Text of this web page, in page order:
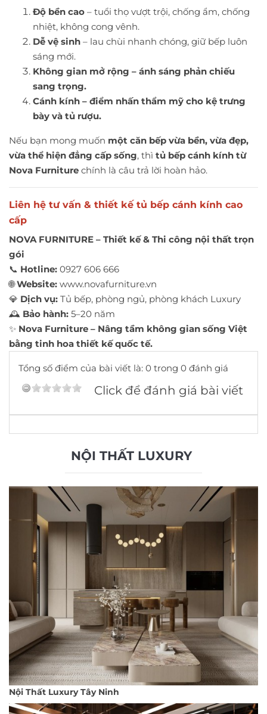
Độ bền cao – tuổi thọ vượt trội, chống ẩm, chống
nhiệt, không cong vênh.
Dễ vệ sinh – lau chùi nhanh chóng, giữ bếp luôn
sáng mới.
Không gian mở rộng – ánh sáng phản chiếu
sang trọng.
Cánh kính – điểm nhấn thẩm mỹ cho kệ trưng
bày và tủ rượu.
Nếu bạn mong muốn một căn bếp vừa bền, vừa đẹp,
vừa thể hiện đẳng cấp sống, thì tủ bếp cánh kính từ
Nova Furniture chính là câu trả lời hoàn hảo.
Liên hệ tư vấn & thiết kế tủ bếp cánh kính cao
cấp
NOVA FURNITURE – Thiết kế & Thi công nội thất trọn
gói
📞 Hotline: 0927 606 666
🌐Website: www.novafurniture.vn
💎 Dịch vụ: Tủ bếp, phòng ngủ, phòng khách Luxury
🕰️ Bảo hành: 5–20 năm
✨ Nova Furniture – Nâng tầm không gian sống Việt
bằng tinh hoa thiết kế quốc tế.
Tổng số điểm của bài viết là: 0 trong 0 đánh giá
Click để đánh giá bài viết
NỘI THẤT LUXURY
Nội Thất Luxury Tây Ninh